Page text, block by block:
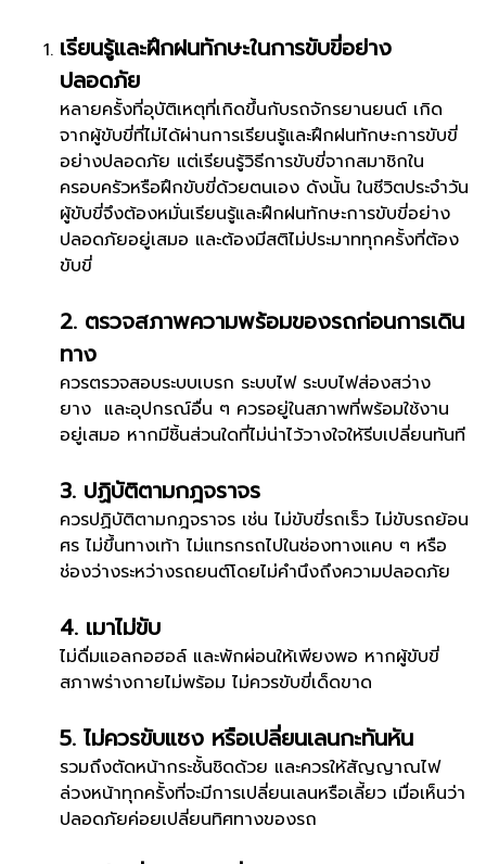
เรียนรู้และฝึกฝนทักษะในการขับขี่อย่าง
ปลอดภัย
หลายครั้งที่อุบัติเหตุที่เกิดขึ้นกับรถจักรยานยนต์ เกิด
จากผู้ขับขี่ที่ไม่ได้ผ่านการเรียนรู้และฝึกฝนทักษะการขับขี่
อย่างปลอดภัย แต่เรียนรู้วิธีการขับขี่จากสมาชิกใน
ครอบครัวหรือฝึกขับขี่ด้วยตนเอง ดังนั้น ในชีวิตประจำวัน
ผู้ขับขี่จึงต้องหมั่นเรียนรู้และฝึกฝนทักษะการขับขี่อย่าง
ปลอดภัยอยู่เสมอ และต้องมีสติไม่ประมาททุกครั้งที่ต้อง
ขับขี่
2. ตรวจสภาพความพร้อมของรถก่อนการเดิน
ทาง
ควรตรวจสอบระบบเบรก ระบบไฟ ระบบไฟส่องสว่าง
ยาง และอุปกรณ์อื่น ๆ ควรอยู่ในสภาพที่พร้อมใช้งาน
อยู่เสมอ หากมีชิ้นส่วนใดที่ไม่น่าไว้วางใจให้รีบเปลี่ยนทันที
3. ปฏิบัติตามกฎจราจร
ควรปฏิบัติตามกฎจราจร เช่น ไม่ขับขี่รถเร็ว ไม่ขับรถย้อน
ศร ไม่ขึ้นทางเท้า ไม่แทรกรถไปในช่องทางแคบ ๆ หรือ
ช่องว่างระหว่างรถยนต์โดยไม่คำนึงถึงความปลอดภัย
4. เมาไม่ขับ
ไม่ดื่มแอลกอฮอล์ และพักผ่อนให้เพียงพอ หากผู้ขับขี่
สภาพร่างกายไม่พร้อม ไม่ควรขับขี่เด็ดขาด
5. ไม่ควรขับแซง หรือเปลี่ยนเลนกะทันหัน
รวมถึงตัดหน้ากระชั้นชิดด้วย และควรให้สัญญาณไฟ
ล่วงหน้าทุกครั้งที่จะมีการเปลี่ยนเลนหรือเลี้ยว เมื่อเห็นว่า
ปลอดภัยค่อยเปลี่ยนทิศทางของรถ